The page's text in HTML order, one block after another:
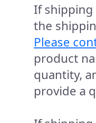
If shipping
the
Please
product
quantity,
provide a